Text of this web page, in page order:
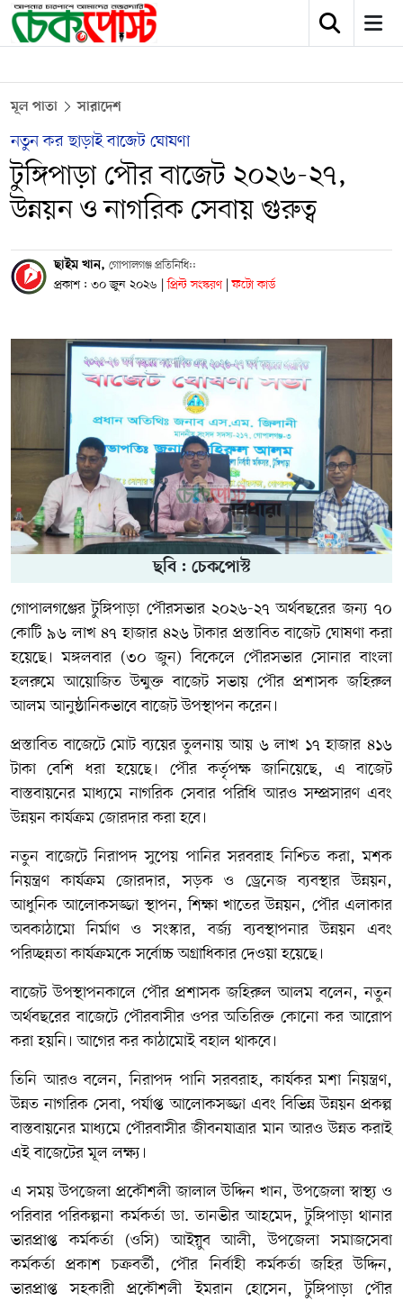
মূল পাতা সারাদেশ
নতুন কর ছাড়াই বাজেট ঘোষণা
টুঙ্গিপাড়া পৌর বাজেট ২০২৬-২৭,
উন্নয়ন ও নাগরিক সেবায় গুরুত্ব
ছাইম খান, গোপালগঞ্জ প্রতিনিধি::
প্রকাশ : ৩০ জুন ২০২৬ | প্রিন্ট সংস্করণ | ফটো কার্ড
ছবি : চেকপোস্ট
গোপালগঞ্জের টুঙ্গিপাড়া পৌরসভার ২০২৬-২৭ অর্থবছরের জন্য ৭০
কোটি ৯৬ লাখ ৪৭ হাজার ৪২৬ টাকার প্রস্তাবিত বাজেট ঘোষণা করা
হয়েছে। মঙ্গলবার (৩০ জুন) বিকেলে পৌরসভার সোনার বাংলা
হলরুমে আয়োজিত উন্মুক্ত বাজেট সভায় পৌর প্রশাসক জহিরুল
আলম আনুষ্ঠানিকভাবে বাজেট উপস্থাপন করেন।
প্রস্তাবিত বাজেটে মোট ব্যয়ের তুলনায় আয় ৬ লাখ ১৭ হাজার ৪১৬
টাকা বেশি ধরা হয়েছে। পৌর কর্তৃপক্ষ জানিয়েছে, এ বাজেট
বাস্তবায়নের মাধ্যমে নাগরিক সেবার পরিধি আরও সম্প্রসারণ এবং
উন্নয়ন কার্যক্রম জোরদার করা হবে।
নতুন বাজেটে নিরাপদ সুপেয় পানির সরবরাহ নিশ্চিত করা, মশক
নিয়ন্ত্রণ কার্যক্রম জোরদার, সড়ক ও ড্রেনেজ ব্যবস্থার উন্নয়ন,
আধুনিক আলোকসজ্জা স্থাপন, শিক্ষা খাতের উন্নয়ন, পৌর এলাকার
অবকাঠামো নির্মাণ ও সংস্কার, বর্জ্য ব্যবস্থাপনার উন্নয়ন এবং
পরিচ্ছন্নতা কার্যক্রমকে সর্বোচ্চ অগ্রাধিকার দেওয়া হয়েছে।
বাজেট উপস্থাপনকালে পৌর প্রশাসক জহিরুল আলম বলেন, নতুন
অর্থবছরের বাজেটে পৌরবাসীর ওপর অতিরিক্ত কোনো কর আরোপ
করা হয়নি। আগের কর কাঠামোই বহাল থাকবে।
তিনি আরও বলেন, নিরাপদ পানি সরবরাহ, কার্যকর মশা নিয়ন্ত্রণ,
উন্নত নাগরিক সেবা, পর্যাপ্ত আলোকসজ্জা এবং বিভিন্ন উন্নয়ন প্রকল্প
বাস্তবায়নের মাধ্যমে পৌরবাসীর জীবনযাত্রার মান আরও উন্নত করাই
এই বাজেটের মূল লক্ষ্য।
এ সময় উপজেলা প্রকৌশলী জালাল উদ্দিন খান, উপজেলা স্বাস্থ্য ও
পরিবার পরিকল্পনা কর্মকর্তা ডা. তানভীর আহমেদ, টুঙ্গিপাড়া থানার
ভারপ্রাপ্ত কর্মকর্তা (ওসি) আইয়ুব আলী, উপজেলা সমাজসেবা
কর্মকর্তা প্রকাশ চক্রবর্তী, পৌর নির্বাহী কর্মকর্তা জহির উদ্দিন,
ভারপ্রাপ্ত সহকারী প্রকৌশলী ইমরান হোসেন, টুঙ্গিপাড়া পৌর